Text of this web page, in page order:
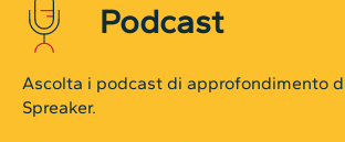
Podcast
Ascolta i podcast di approfondimento
Spreaker.